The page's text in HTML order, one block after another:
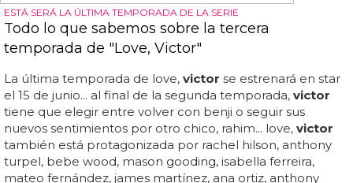
imponente culo mojado mientras el agua se desliza por
todo su cuerpo... el culazo de un dios, el del judoka víctor
faubel desnudo... para ver las fotos del judoka víctor
faubel desnudo tendrás que hacer clic aquí, gracias a
eroticco x... pero hoy nos quedamos con uno de los
"dioses del estadio" de este año, que es el judoka víctor
faubel desnudo... llega la temporada de ver multitud de
fotos de deportistas desnudos, ya que ya podemos ver las
primeras imágenes de deportistas desnudos en 'dieux du
stade 2017', uno de los calendarios más ardientes del
universo... este escultural judoka sale duchándose en el...